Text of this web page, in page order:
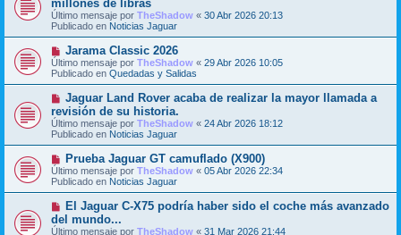
e
n
s
a
e
e
v
o
m
e
n
s
a
e
millones de libras
Último mensaje por TheShadow « 30 Abr 2026 20:13
Publicado en Noticias Jaguar
N
u
e
v
m
e
n
s
a
e
Jarama Classic 2026
Último mensaje por TheShadow « 29 Abr 2026 10:05
Publicado en Quedadas y Salidas
N
e
v
o
m
n
s
a
e
Jaguar Land Rover acaba de realizar la mayor llamada a
revisión de su historia.
Último mensaje por TheShadow « 24 Abr 2026 18:12
Publicado en Noticias Jaguar
N
u
e
v
o
m
e
n
Prueba Jaguar GT camuflado (X900)
Último mensaje por TheShadow « 05 Abr 2026 22:34
Publicado en Noticias Jaguar
N
u
e
El Jaguar C-X75 podría haber sido el coche más avanzado
del mundo...
Último mensaje por TheShadow « 31 Mar 2026 21:44